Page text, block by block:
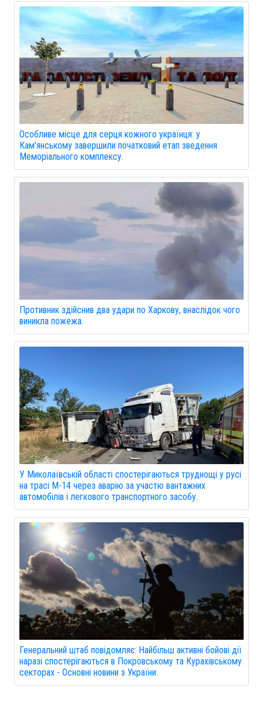
Особливе місце для серця кожного українця: у
Кам'янському завершили початковий етап зведення
Меморіального комплексу.
Противник здійснив два удари по Харкову, внаслідок чого
виникла пожежа.
У Миколаївській області спостерігаються труднощі у русі
на трасі М-14 через аварію за участю вантажних
автомобілів і легкового транспортного засобу.
Генеральний штаб повідомляє: Найбільш активні бойові дії
наразі спостерігаються в Покровському та Курахівському
секторах - Основні новини з України.